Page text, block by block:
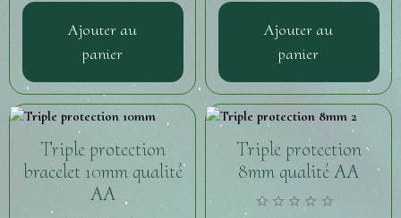
Ajouter au
panier
Ajouter au
panier
Triple protection
bracelet 10mm qualité
AA
Triple protection
8mm qualité AA